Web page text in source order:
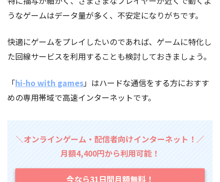
うなゲームはデータ量が多く、不安定になりがちです。
快適にゲームをプレイしたいのであれば、ゲームに特化し
た回線サービスを利用することも検討しておきましょう。
「hi-ho with games」はハードな通信をする方におすす
めの専用帯域で高速インターネットです。
＼オンラインゲーム・配信者向けインターネット！／
月額4,400円から利用可能！
今なら31日間月額無料！